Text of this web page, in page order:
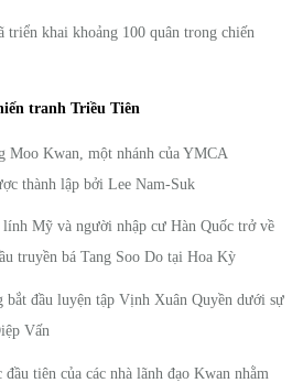
triển khai khoảng 100 quân trong chiến
tranh Triều Tiên
Moo Kwan, một nhánh của YMCA
thành lập bởi Lee Nam-Suk
Mỹ và người nhập cư Hàn Quốc trở về
truyền bá Tang Soo Do tại Hoa Kỳ
đầu luyện tập Vịnh Xuân Quyền dưới sự
Vấn
tiên của các nhà lãnh đạo Kwan nhằm